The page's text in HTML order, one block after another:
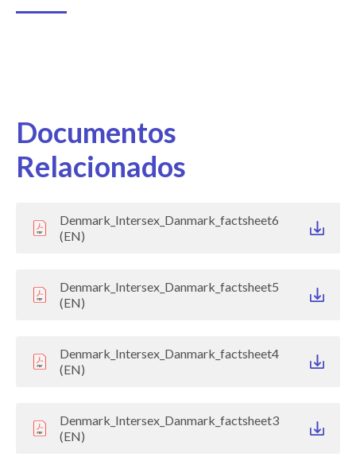
Documentos
Relacionados
Denmark_Intersex_Danmark_factsheet6
(EN)
Denmark_Intersex_Danmark_factsheet5
(EN)
Denmark_Intersex_Danmark_factsheet4
(EN)
Denmark_Intersex_Danmark_factsheet3
(EN)